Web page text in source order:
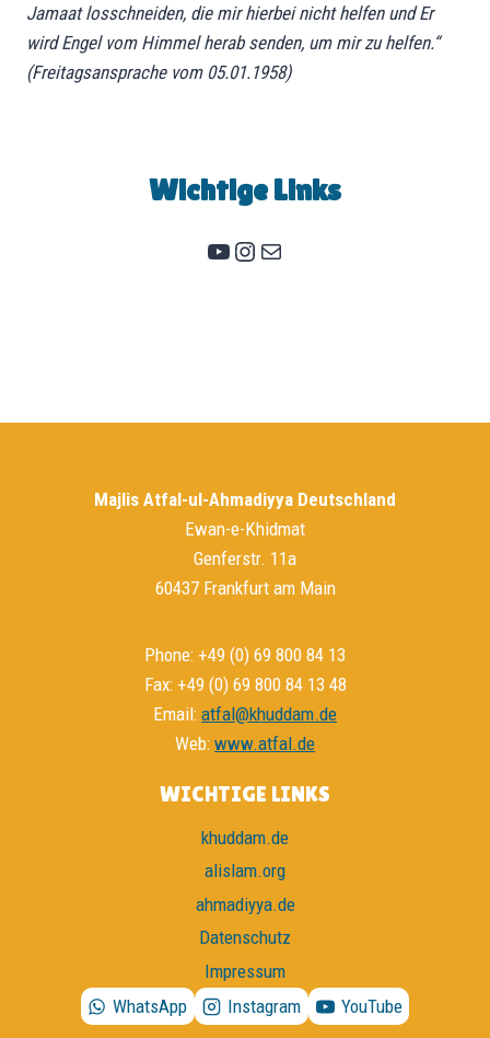
Jamaat losschneiden, die mir hierbei nicht helfen und Er
wird Engel vom Himmel herab senden, um mir zu helfen.“
(Freitagsansprache vom 05.01.1958)
Wichtige Links
atfal.de Instagram E-Mail
Majlis Atfal-ul-Ahmadiyya Deutschland
Ewan-e-Khidmat
Genferstr. 11a
60437 Frankfurt am Main
Phone: +49 (0) 69 800 84 13
Fax: +49 (0) 69 800 84 13 48
Email: atfal@khuddam.de
Web: www.atfal.de
WICHTIGE LINKS
khuddam.de
alislam.org
ahmadiyya.de
Datenschutz
Impressum
WhatsApp
Instagram YouTube